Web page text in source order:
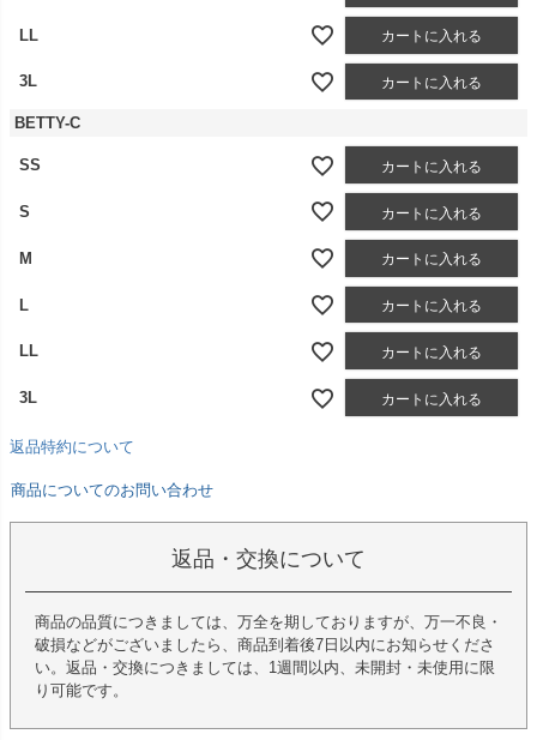
LL カートに入れる
3L カートに入れる
BETTY-C
SS カートに入れる
S カートに入れる
M カートに入れる
L カートに入れる
LL カートに入れる
3L カートに入れる
返品特約について
商品についてのお問い合わせ
返品・交換について
商品の品質につきましては、万全を期しておりますが、万一不良・
破損などがございましたら、商品到着後7日以内にお知らせくださ
い。返品・交換につきましては、1週間以内、未開封・未使用に限
り可能です。